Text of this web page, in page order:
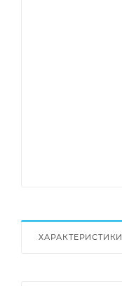
ХАРАКТЕРИСТИКИ